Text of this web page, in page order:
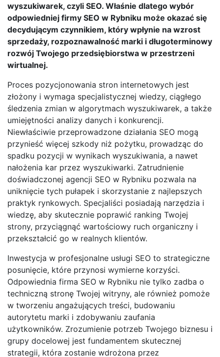
wyszukiwarek, czyli SEO. Właśnie dlatego wybór
odpowiedniej firmy SEO w Rybniku może okazać się
decydującym czynnikiem, który wpłynie na wzrost
sprzedaży, rozpoznawalność marki i długoterminowy
rozwój Twojego przedsiębiorstwa w przestrzeni
wirtualnej.
Proces pozycjonowania stron internetowych jest
złożony i wymaga specjalistycznej wiedzy, ciągłego
śledzenia zmian w algorytmach wyszukiwarek, a także
umiejętności analizy danych i konkurencji.
Niewłaściwie przeprowadzone działania SEO mogą
przynieść więcej szkody niż pożytku, prowadząc do
spadku pozycji w wynikach wyszukiwania, a nawet
nałożenia kar przez wyszukiwarki. Zatrudnienie
doświadczonej agencji SEO w Rybniku pozwala na
uniknięcie tych pułapek i skorzystanie z najlepszych
praktyk rynkowych. Specjaliści posiadają narzędzia i
wiedzę, aby skutecznie poprawić ranking Twojej
strony, przyciągnąć wartościowy ruch organiczny i
przekształcić go w realnych klientów.
Inwestycja w profesjonalne usługi SEO to strategiczne
posunięcie, które przynosi wymierne korzyści.
Odpowiednia firma SEO w Rybniku nie tylko zadba o
techniczną stronę Twojej witryny, ale również pomoże
w tworzeniu angażujących treści, budowaniu
autorytetu marki i zdobywaniu zaufania
użytkowników. Zrozumienie potrzeb Twojego biznesu i
grupy docelowej jest fundamentem skutecznej
strategii, która zostanie wdrożona przez